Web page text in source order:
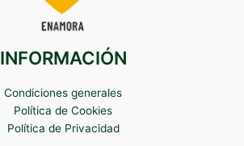
INFORMACIÓN
Condiciones generales
Política de Cookies
Política de Privacidad